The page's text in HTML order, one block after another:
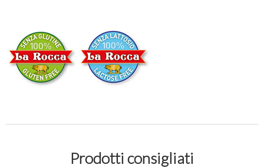
Prodotti consigliati